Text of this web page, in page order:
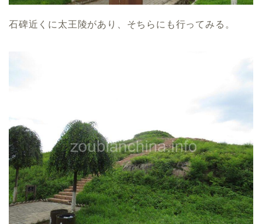
石碑近くに太王陵があり、そちらにも行ってみる。